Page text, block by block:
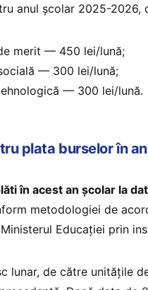
anul școlar 2025-2026,
merit — 450 lei/lună;
— 300 lei/lună;
— 300 lei/lună.
plata burselor în
în acest an școlar la
metodologiei de
Educației prin
lunar, de către unitățile